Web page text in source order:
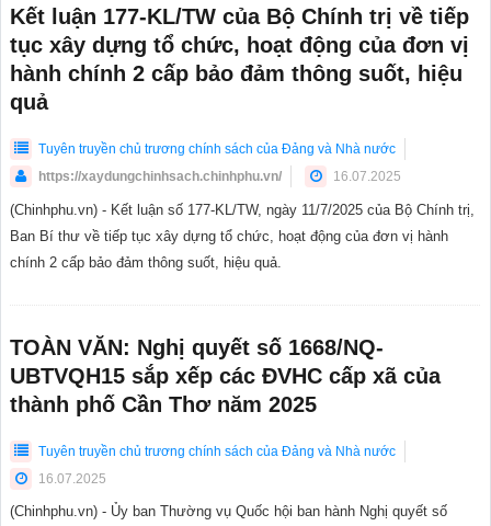
Kết luận 177-KL/TW của Bộ Chính trị về tiếp
tục xây dựng tổ chức, hoạt động của đơn vị
hành chính 2 cấp bảo đảm thông suốt, hiệu
quả
Tuyên truyền chủ trương chính sách của Đảng và Nhà nước
https://xaydungchinhsach.chinhphu.vn/
16.07.2025
(Chinhphu.vn) - Kết luận số 177-KL/TW, ngày 11/7/2025 của Bộ Chính trị,
Ban Bí thư về tiếp tục xây dựng tổ chức, hoạt động của đơn vị hành
chính 2 cấp bảo đảm thông suốt, hiệu quả.
TOÀN VĂN: Nghị quyết số 1668/NQ-
UBTVQH15 sắp xếp các ĐVHC cấp xã của
thành phố Cần Thơ năm 2025
Tuyên truyền chủ trương chính sách của Đảng và Nhà nước
16.07.2025
(Chinhphu.vn) - Ủy ban Thường vụ Quốc hội ban hành Nghị quyết số